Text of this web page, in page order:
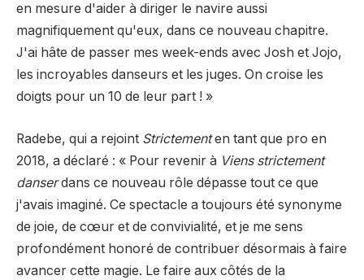
en mesure d'aider à diriger le navire aussi
magnifiquement qu'eux, dans ce nouveau chapitre.
J'ai hâte de passer mes week-ends avec Josh et Jojo,
les incroyables danseurs et les juges. On croise les
doigts pour un 10 de leur part ! »
Radebe, qui a rejoint Strictementen tant que pro en
2018, a déclaré : « Pour revenir à Viens strictement
danserdans ce nouveau rôle dépasse tout ce que
j'avais imaginé. Ce spectacle a toujours été synonyme
de joie, de cœur et de convivialité, et je me sens
profondément honoré de contribuer désormais à faire
avancer cette magie. Le faire aux côtés de la